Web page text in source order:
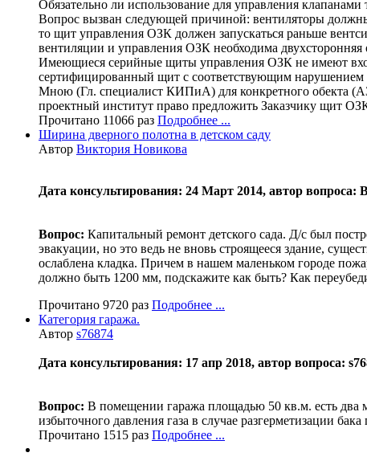
Обязательно ли использование для управления
Вопрос вызван следующей причиной: вентиляторы
то щит управления ОЗК должен запускаться раньше
вентиляции и управления ОЗК необходима двухсторонняя
Имеющиеся серийные щиты управления ОЗК не имеют
сертифицированный щит с соответствующим
Мною (Гл. специалист КИПиА) для конкретного обекта
проектный институт право предложить Заказчику щит
Прочитано 11066 раз Подробнее ...
Ширина дверного полотна в детском саду
Автор Виктория Новикова
Дата консультирования: 24 Март 2014, автор вопроса:
Вопрос: Капитальный ремонт детского сада. Д/с был
эвакуации, но это ведь не вновь строящееся здание,
ослаблена кладка. Причем в нашем маленьком городе
должно быть 1200 мм, подскажите как быть? Как
Прочитано 9720 раз Подробнее ...
Категория гаража.
Автор s76874
Дата консультирования: 17 апр 2018, автор вопроса:
Вопрос: В помещении гаража площадью 50 кв.м. есть два
избыточного давления газа в случае разгерметизации
Прочитано 1515 раз Подробнее ...